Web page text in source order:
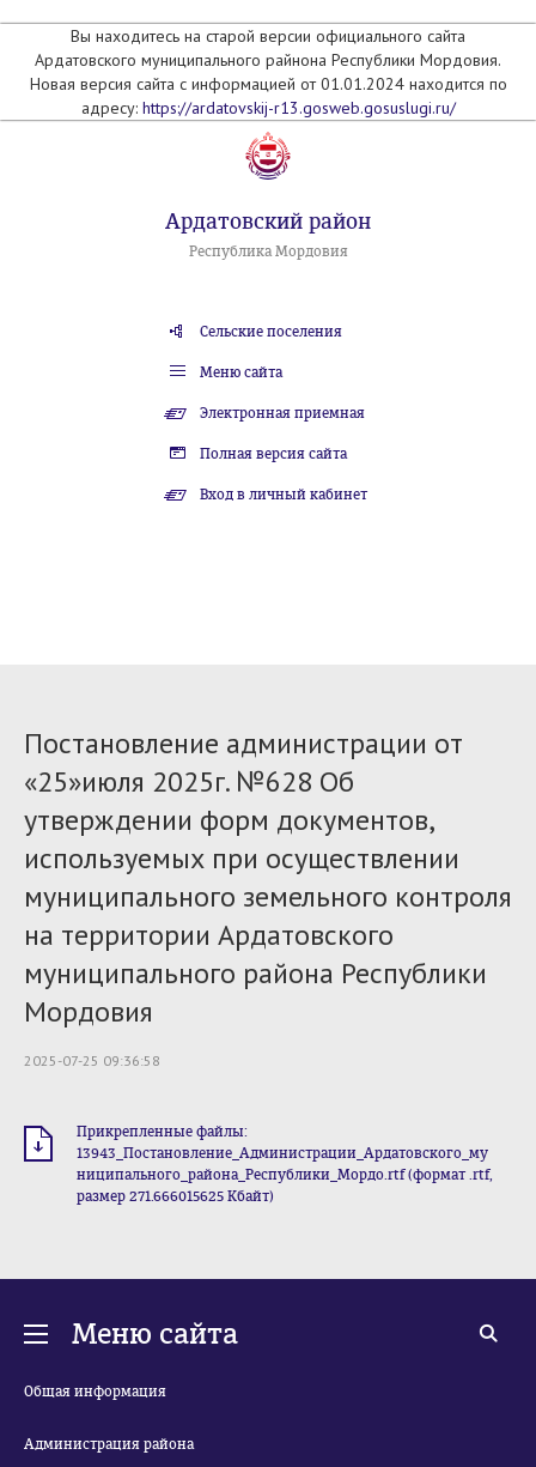
Вы находитесь на старой версии официального сайта
Ардатовского муниципального райнона Республики Мордовия.
Новая версия сайта с информацией от 01.01.2024 находится по
адресу: https://ardatovskij-r13.gosweb.gosuslugi.ru/
Ардатовский район
Республика Мордовия
Сельские поселения
Меню сайта
Электронная приемная
Полная версия сайта
Вход в личный кабинет
Постановление администрации от
«25»июля 2025г. №628 Об
утверждении форм документов,
используемых при осуществлении
муниципального земельного контроля
на территории Ардатовского
муниципального района Республики
Мордовия
2025-07-25 09:36:58
Прикрепленные файлы:
13943_Постановление_Администрации_Ардатовского_му
ниципального_района_Республики_Мордо.rtf (формат .rtf,
размер 271.666015625 Кбайт)
Меню сайта
Общая информация
Администрация района